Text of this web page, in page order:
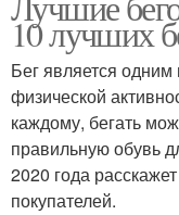
10 лучших
Бег является
физической
каждому, бегать
правильную обувь
2020 года
покупателей.